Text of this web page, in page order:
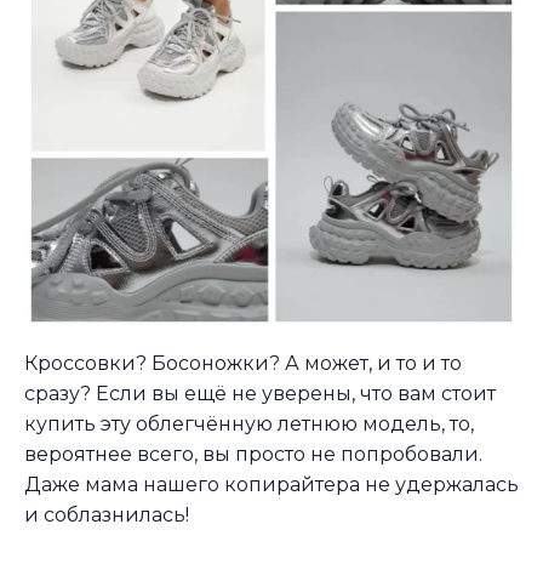
Кроссовки? Босоножки? А может, и то и то
сразу? Если вы ещё не уверены, что вам стоит
купить эту облегчённую летнюю модель, то,
вероятнее всего, вы просто не попробовали.
Даже мама нашего копирайтера не удержалась
и соблазнилась!